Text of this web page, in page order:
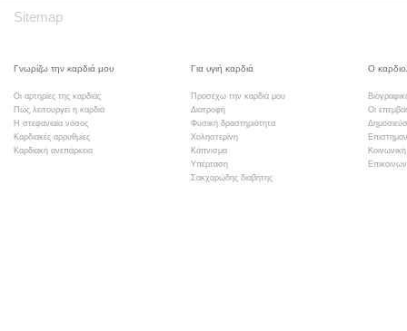
Sitemap
Γνωρίζω την καρδιά μου
Οι αρτηρίες της καρδιάς
Πώς λειτουργεί η καρδιά
Η στεφανιαία νόσος
Καρδιακές αρρυθμίες
Καρδιακή ανεπάρκεια
Για υγιή καρδιά
Προσέχω την καρδιά μου
Διατροφή
Φυσική δραστηριότητα
Χοληστερίνη
Κάπνισμα
Υπέρταση
Σακχαρώδης διαβήτης
Ο
Οι